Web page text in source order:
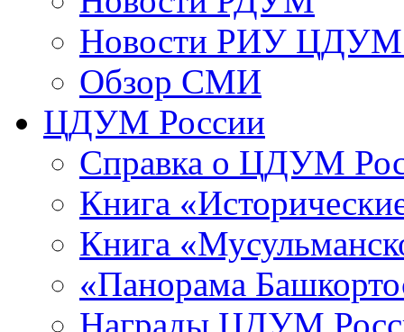
Новости РИУ ЦДУМ
Обзор СМИ
ЦДУМ России
Справка о ЦДУМ
Книга
Книга
«Панорама